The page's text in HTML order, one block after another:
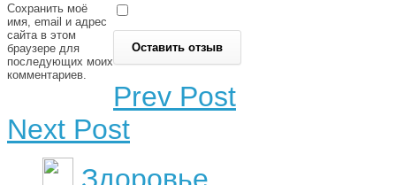
Сохранить моё
имя, email и адрес
сайта в этом
браузере для
последующих моих
комментариев.
Prev Post
Next Post
Здоровье